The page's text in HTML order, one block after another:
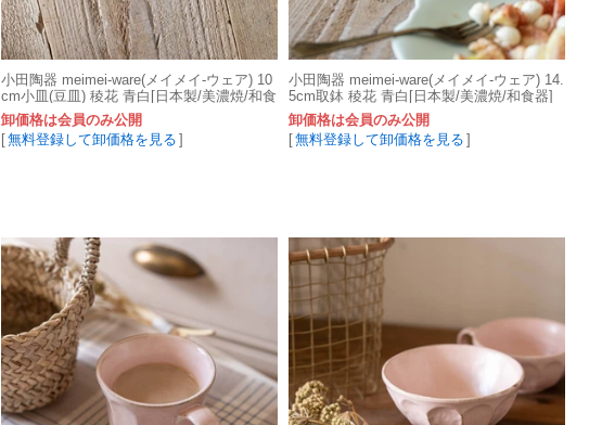
小田陶器 meimei-ware(メイメイ-ウェア) 10
cm小皿(豆皿) 稜花 青白[日本製/美濃焼/和食
器]
卸価格は会員のみ公開
[無料登録して卸価格を見る ]
小田陶器 meimei-ware(メイメイ-ウェア) 14.
5cm取鉢 稜花 青白[日本製/美濃焼/和食器]
卸価格は会員のみ公開
[無料登録して卸価格を見る ]